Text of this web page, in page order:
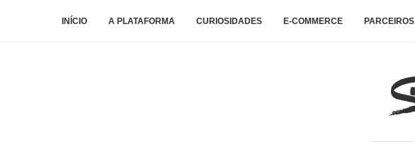
INÍCIO A PLATAFORMA CURIOSIDADES E-COMMERCE PARCEIROS